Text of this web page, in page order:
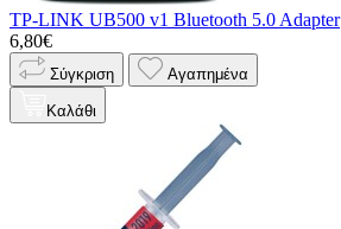
TP-LINK UB500 v1 Bluetooth 5.0 Adapter
6,80€
Σύγκριση Αγαπημένα
Καλάθι